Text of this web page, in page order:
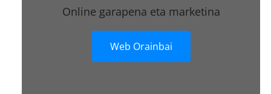
Online garapena eta marketina
Web Orainbai